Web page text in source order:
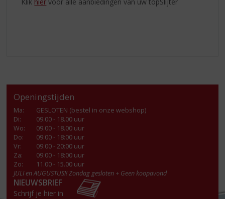
Openingstijden
Ma:
GESLOTEN (bestel in onze webshop)
Di:
09.00 - 18.00 uur
Wo:
09.00 - 18.00 uur
Do:
09:00 - 18:00 uur
Vr:
09:00 - 20:00 uur
Za:
09:00 - 18:00 uur
Zo:
11.00 - 15.00 uur
JULI en AUGUSTUS!! Zondag gesloten + Geen koopavond
NIEUWSBRIEF
Schrijf je hier in